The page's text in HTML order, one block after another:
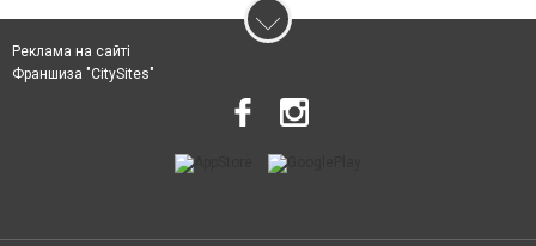
Реклама на сайті
Франшиза "CitySites"